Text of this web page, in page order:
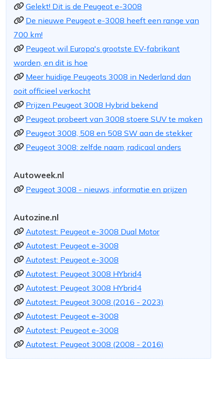
Gelekt! Dit is de Peugeot e-3008
De nieuwe Peugeot e-3008 heeft een range van
700 km!
Peugeot wil Europa's grootste EV-fabrikant
worden, en dit is hoe
Meer huidige Peugeots 3008 in Nederland dan
ooit officieel verkocht
Prijzen Peugeot 3008 Hybrid bekend
Peugeot probeert van 3008 stoere SUV te maken
Peugeot 3008, 508 en 508 SW aan de stekker
Peugeot 3008: zelfde naam, radicaal anders
Autoweek.nl
Peugeot 3008 - nieuws, informatie en prijzen
Autozine.nl
Autotest: Peugeot e-3008 Dual Motor
Autotest: Peugeot e-3008
Autotest: Peugeot e-3008
Autotest: Peugeot 3008 HYbrid4
Autotest: Peugeot 3008 HYbrid4
Autotest: Peugeot 3008 (2016 - 2023)
Autotest: Peugeot e-3008
Autotest: Peugeot e-3008
Autotest: Peugeot 3008 (2008 - 2016)